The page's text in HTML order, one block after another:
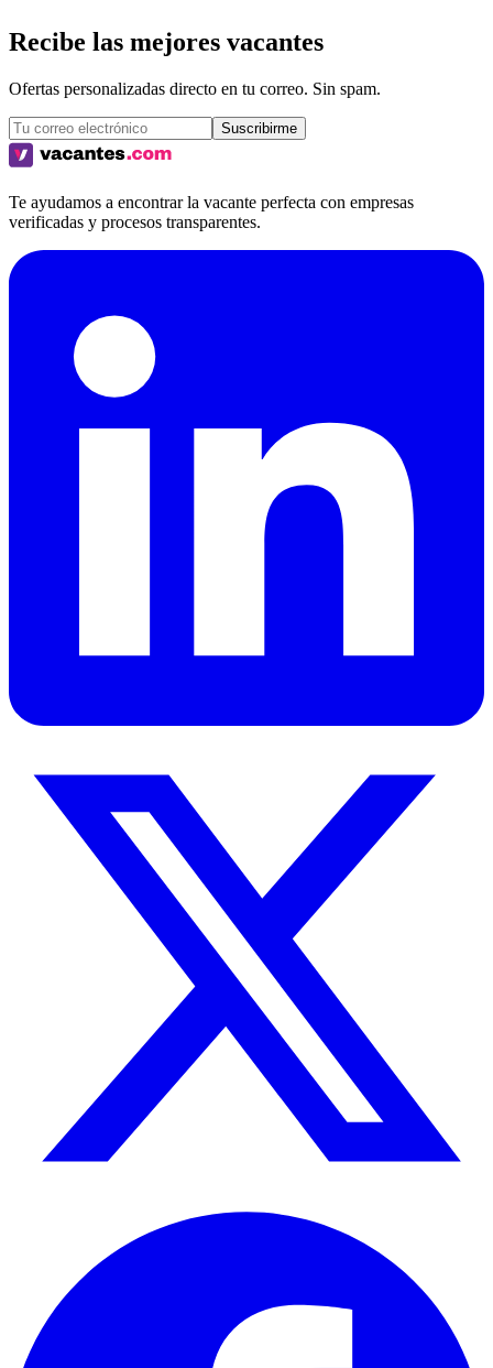
Recibe las mejores vacantes
Ofertas personalizadas directo en tu correo. Sin spam.
Suscribirme
Te ayudamos a encontrar la vacante perfecta con empresas
verificadas y procesos transparentes.